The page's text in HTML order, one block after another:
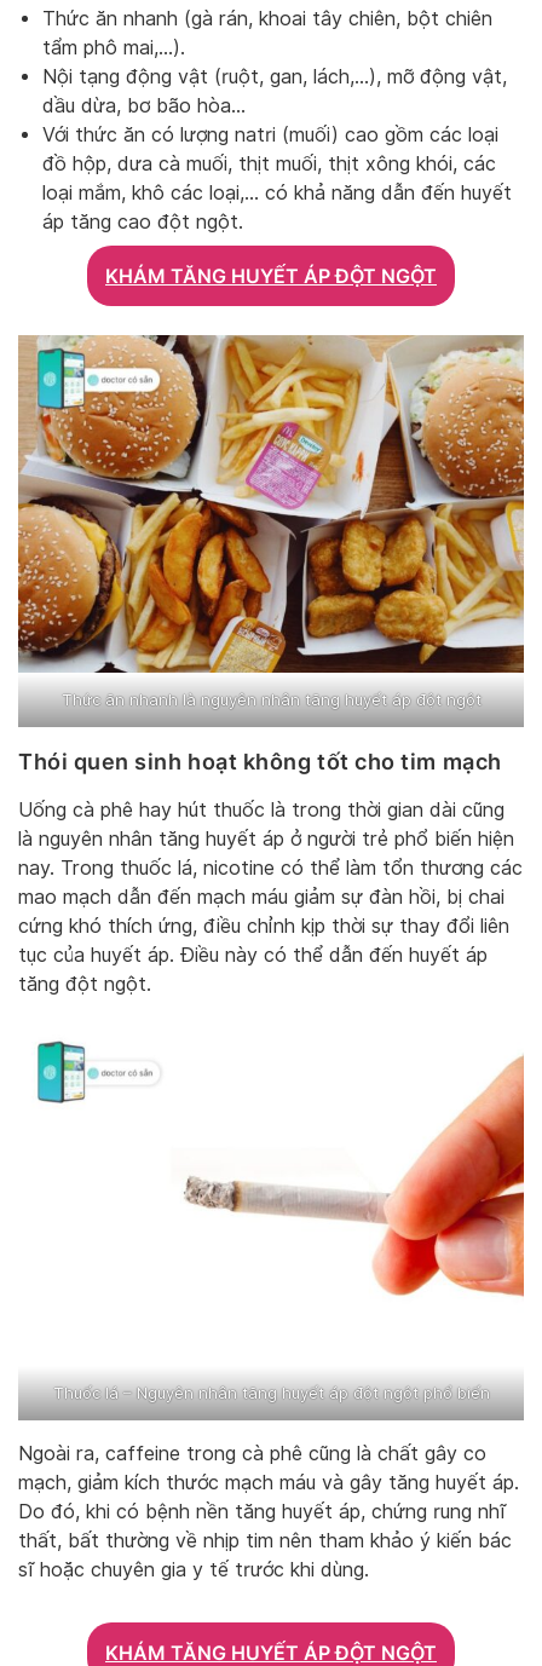
Thức ăn nhanh (gà rán, khoai tây chiên, bột chiên
tẩm phô mai,…).
Nội tạng động vật (ruột, gan, lách,…), mỡ động vật,
dầu dừa, bơ bão hòa…
Với thức ăn có lượng natri (muối) cao gồm các loại
đồ hộp, dưa cà muối, thịt muối, thịt xông khói, các
loại mắm, khô các loại,… có khả năng dẫn đến huyết
áp tăng cao đột ngột.
KHÁM TĂNG HUYẾT ÁP ĐỘT NGỘT
Thức ăn nhanh là nguyên nhân tăng huyết áp đột ngột
Thói quen sinh hoạt không tốt cho tim mạch
Uống cà phê hay hút thuốc là trong thời gian dài cũng
là nguyên nhân tăng huyết áp ở người trẻ phổ biến hiện
nay. Trong thuốc lá, nicotine có thể làm tổn thương các
mao mạch dẫn đến mạch máu giảm sự đàn hồi, bị chai
cứng khó thích ứng, điều chỉnh kịp thời sự thay đổi liên
tục của huyết áp. Điều này có thể dẫn đến huyết áp
tăng đột ngột.
Thuốc lá – Nguyên nhân tăng huyết áp đột ngột phổ biến
Ngoài ra, caffeine trong cà phê cũng là chất gây co
mạch, giảm kích thước mạch máu và gây tăng huyết áp.
Do đó, khi có bệnh nền tăng huyết áp, chứng rung nhĩ
thất, bất thường về nhịp tim nên tham khảo ý kiến bác
sĩ hoặc chuyên gia y tế trước khi dùng.
KHÁM TĂNG HUYẾT ÁP ĐỘT NGỘT